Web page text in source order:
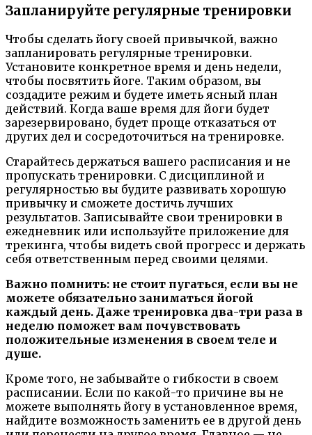
Запланируйте регулярные тренировки
Чтобы сделать йогу своей привычкой, важно
запланировать регулярные тренировки.
Установите конкретное время и день недели,
чтобы посвятить йоге. Таким образом, вы
создадите режим и будете иметь ясный план
действий. Когда ваше время для йоги будет
зарезервировано, будет проще отказаться от
других дел и сосредоточиться на тренировке.
Старайтесь держаться вашего расписания и не
пропускать тренировки. С дисциплиной и
регулярностью вы будите развивать хорошую
привычку и сможете достичь лучших
результатов. Записывайте свои тренировки в
ежедневник или используйте приложение для
трекинга, чтобы видеть свой прогресс и держать
себя ответственным перед своими целями.
Важно помнить: не стоит пугаться, если вы не
можете обязательно заниматься йогой
каждый день. Даже тренировка два-три раза в
неделю поможет вам почувствовать
положительные изменения в своем теле и
душе.
Кроме того, не забывайте о гибкости в своем
расписании. Если по какой-то причине вы не
можете выполнять йогу в установленное время,
найдите возможность заменить ее в другой день